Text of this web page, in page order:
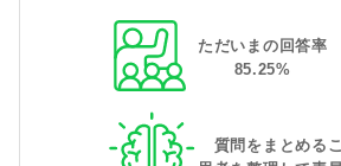
ただいまの回答率
85.25%
質問をまとめる